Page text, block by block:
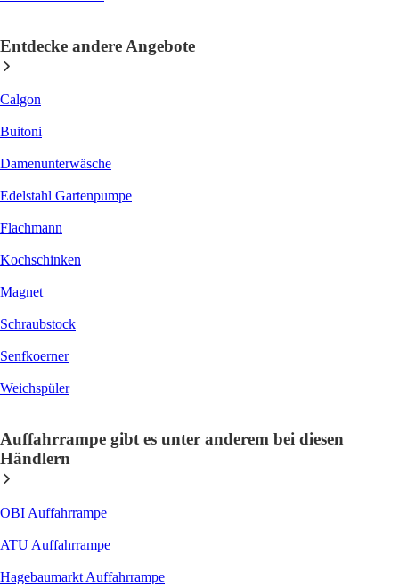
Entdecke andere Angebote
Calgon
Buitoni
Damenunterwäsche
Edelstahl Gartenpumpe
Flachmann
Kochschinken
Magnet
Schraubstock
Senfkoerner
Weichspüler
Auffahrrampe gibt es unter anderem bei diesen
Händlern
OBI Auffahrrampe
ATU Auffahrrampe
Hagebaumarkt Auffahrrampe